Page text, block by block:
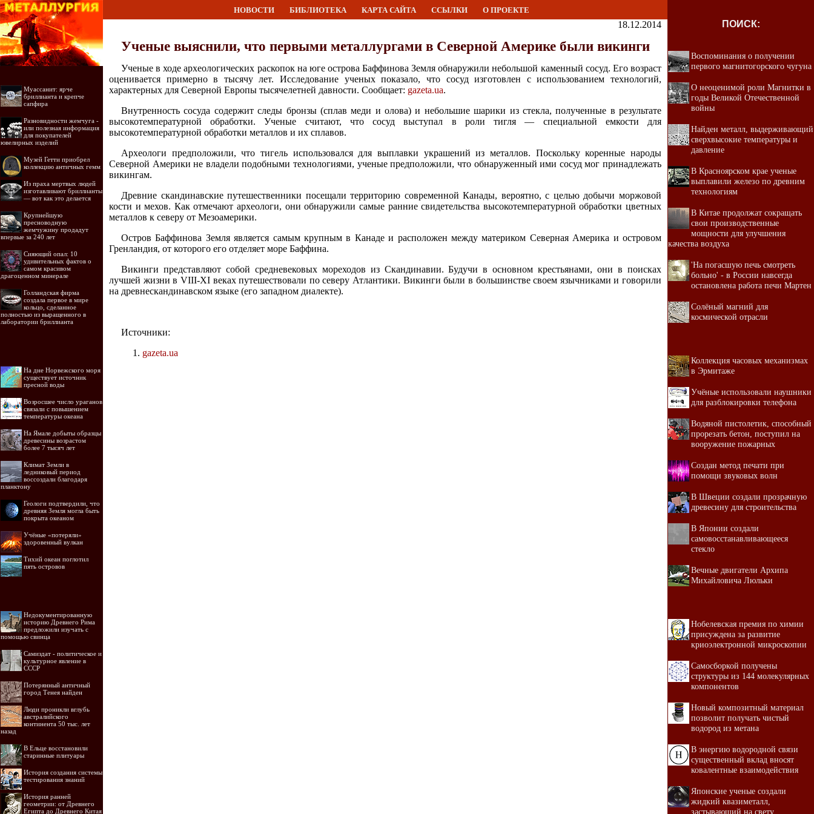
НОВОСТИ БИБЛИОТЕКА КАРТА САЙТА ССЫЛКИ О ПРОЕКТЕ
Муассанит: ярче
бриллианта и крепче
сапфира
Разновидности жемчуга -
или полезная информация
для покупателей
ювелирных изделий
Музей Гетти приобрел
коллекцию античных гемм
Из праха мертвых людей
изготавливают бриллианты
— вот как это делается
Крупнейшую
пресноводную
жемчужину продадут
впервые за 240 лет
Сияющий опал: 10
удивительных фактов о
самом красивом
драгоценном минерале
Голландская фирма
создала первое в мире
кольцо, сделанное
полностью из выращенного в
лаборатории бриллианта
На дне Норвежского моря
существует источник
пресной воды
Возросшее число ураганов
связали с повышением
температуры океана
На Ямале добыты образцы
древесины возрастом
более 7 тысяч лет
Климат Земли в
ледниковый период
воссоздали благодаря
планктону
Геологи подтвердили, что
древняя Земля могла быть
покрыта океаном
Учёные «потеряли»
здоровенный вулкан
Тихий океан поглотил
пять островов
Недокументированную
историю Древнего Рима
предложили изучать с
помощью свинца
Самиздат - политическое и
культурное явление в
СССР
Потерянный античный
город Тенея найден
Люди проникли вглубь
австралийского
континента 50 тыс. лет
назад
В Ельце восстановили
старинные плитуары
История создания системы
тестирования знаний
История ранней
геометрии: от Древнего
Египта до Древнего Китая
18.12.2014
Ученые выяснили, что первыми металлургами в Северной Америке были викинги
Ученые в ходе археологических раскопок на юге острова Баффинова Земля обнаружили небольшой каменный сосуд. Его возраст
оценивается примерно в тысячу лет. Исследование ученых показало, что сосуд изготовлен с использованием технологий,
характерных для Северной Европы тысячелетней давности. Сообщает: gazeta.ua.
Внутренность сосуда содержит следы бронзы (сплав меди и олова) и небольшие шарики из стекла, полученные в результате
высокотемпературной обработки. Ученые считают, что сосуд выступал в роли тигля — специальной емкости для
высокотемпературной обработки металлов и их сплавов.
Археологи предположили, что тигель использовался для выплавки украшений из металлов. Поскольку коренные народы
Северной Америки не владели подобными технологиями, ученые предположили, что обнаруженный ими сосуд мог принадлежать
викингам.
Древние скандинавские путешественники посещали территорию современной Канады, вероятно, с целью добычи моржовой
кости и мехов. Как отмечают археологи, они обнаружили самые ранние свидетельства высокотемпературной обработки цветных
металлов к северу от Мезоамерики.
Остров Баффинова Земля является самым крупным в Канаде и расположен между материком Северная Америка и островом
Гренландия, от которого его отделяет море Баффина.
Викинги представляют собой средневековых мореходов из Скандинавии. Будучи в основном крестьянами, они в поисках
лучшей жизни в VIII-XI веках путешествовали по северу Атлантики. Викинги были в большинстве своем язычниками и говорили
на древнескандинавском языке (его западном диалекте).
Источники:
gazeta.ua
ПОИСК:
Воспоминания о получении
первого магнитогорского чугуна
О неоценимой роли Магнитки в
годы Великой Отечественной
войны
Найден металл, выдерживающий
сверхвысокие температуры и
давление
В Красноярском крае ученые
выплавили железо по древним
технологиям
В Китае продолжат сокращать
свои производственные
мощности для улучшения
качества воздуха
'На погасшую печь смотреть
больно' - в России навсегда
остановлена работа печи Мартен
Солёный магний для
космической отрасли
Коллекция часовых механизмах
в Эрмитаже
Учёные использовали наушники
для разблокировки телефона
Водяной пистолетик, способный
прорезать бетон, поступил на
вооружение пожарных
Создан метод печати при
помощи звуковых волн
В Швеции создали прозрачную
древесину для строительства
В Японии создали
самовосстанавливающееся
стекло
Вечные двигатели Архипа
Михайловича Люльки
Нобелевская премия по химии
присуждена за развитие
криоэлектронной микроскопии
Самосборкой получены
структуры из 144 молекулярных
компонентов
Новый композитный материал
позволит получать чистый
водород из метана
В энергию водородной связи
существенный вклад вносят
ковалентные взаимодействия
Японские ученые создали
жидкий квазиметалл,
застывающий на свету